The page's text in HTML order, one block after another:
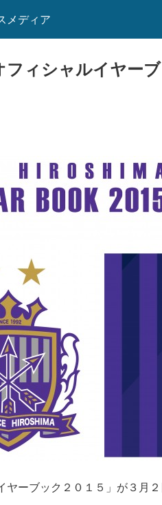
メディア
ィシャルイヤー
ーブック２０１５」が３月２